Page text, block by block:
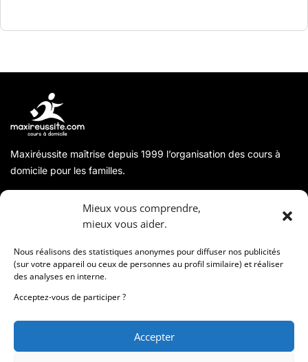
Mieux vous comprendre,
mieux vous aider.
Nous réalisons des statistiques anonymes pour diffuser nos publicités
(sur votre appareil ou ceux de personnes au profil similaire) et réaliser
des analyses en interne.
Acceptez-vous de participer ?
Accepter
Maxiréussite maîtrise depuis 1999 l’organisation des cours à
domicile pour les familles.
Coordonnées